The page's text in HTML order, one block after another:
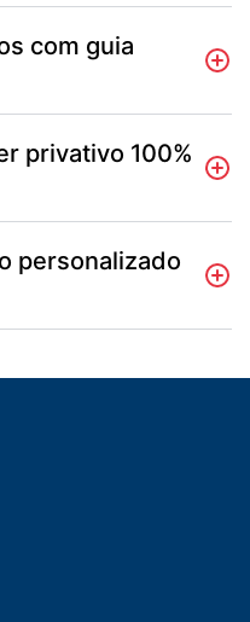
com guia
privativo 100%
personalizado